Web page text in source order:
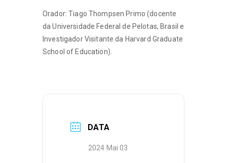
Orador: Tiago Thompsen Primo (docente
da Universidade Federal de Pelotas, Brasil e
Investigador Visitante da Harvard Graduate
School of Education).
DATA
2024 Mai 03